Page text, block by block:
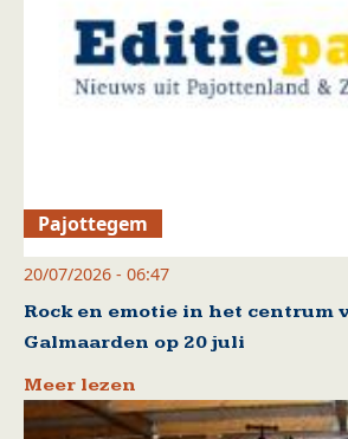
Pajottegem
20/07/2026 - 06:47
Rock en emotie in het centrum
Galmaarden op 20 juli
Meer lezen